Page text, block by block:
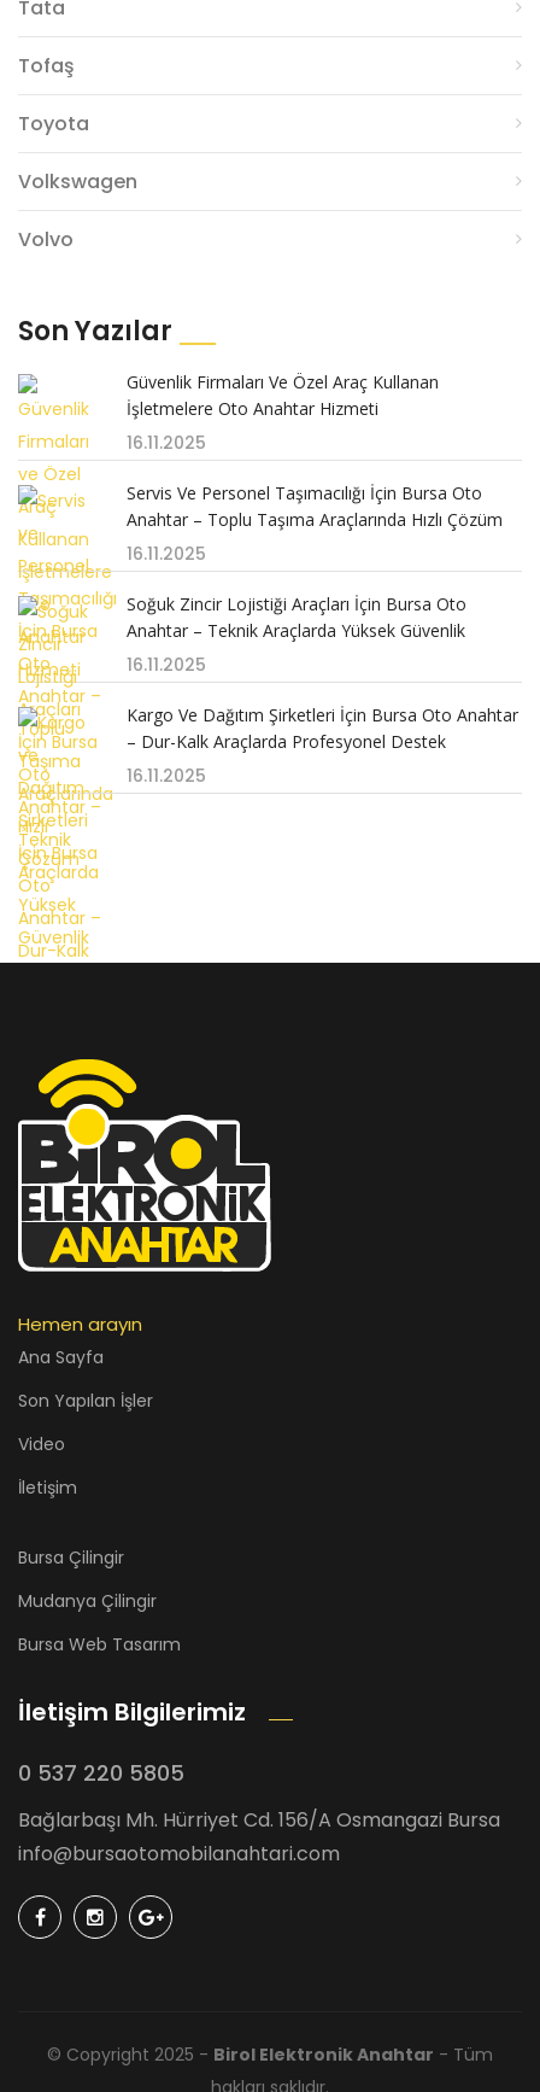
Tata
Tofaş
Toyota
Volkswagen
Volvo
Son Yazılar
Güvenlik Firmaları Ve Özel Araç Kullanan
İşletmelere Oto Anahtar Hizmeti
16.11.2025
Servis Ve Personel Taşımacılığı İçin Bursa Oto
Anahtar – Toplu Taşıma Araçlarında Hızlı Çözüm
16.11.2025
Soğuk Zincir Lojistiği Araçları İçin Bursa Oto
Anahtar – Teknik Araçlarda Yüksek Güvenlik
16.11.2025
Kargo Ve Dağıtım Şirketleri İçin Bursa Oto Anahtar
– Dur-Kalk Araçlarda Profesyonel Destek
16.11.2025
Hemen arayın
Ana Sayfa
Son Yapılan İşler
Video
İletişim
Bursa Çilingir
Mudanya Çilingir
Bursa Web Tasarım
İletişim Bilgilerimiz
0 537 220 5805
Bağlarbaşı Mh. Hürriyet Cd. 156/A Osmangazi Bursa
info@bursaotomobilanahtari.com
© Copyright 2025 - Birol Elektronik Anahtar - Tüm
hakları saklıdır.